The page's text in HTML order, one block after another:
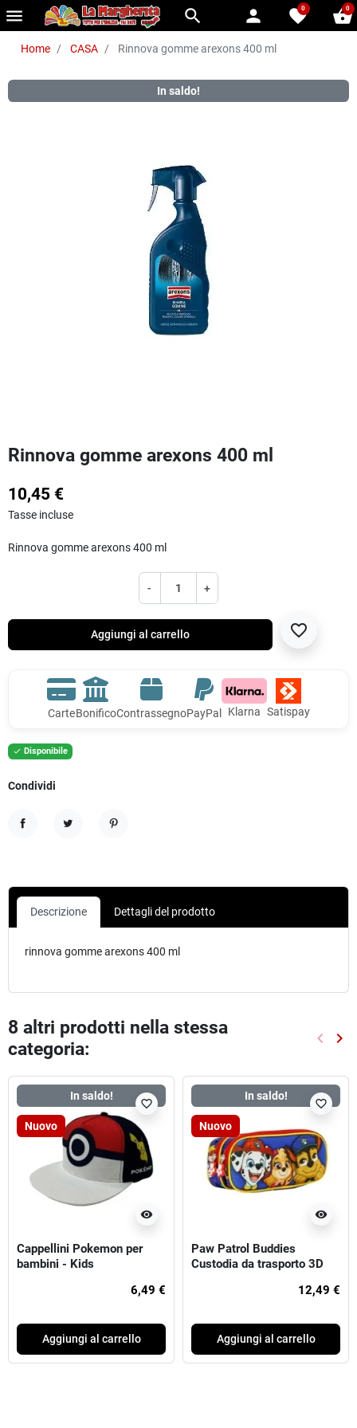
menu search person favorite
0 shopping_basket
0
Home CASA Rinnova gomme arexons 400 ml
In saldo!
Rinnova gomme arexons 400 ml
10,45 €
Tasse incluse
Rinnova gomme arexons 400 ml
- +
Aggiungi al carrello favorite_border
CarteBonificoContrassegnoPayPal Klarna Satispay
 Disponibile
Condividi
Descrizione Dettagli del prodotto
rinnova gomme arexons 400 ml
8 altri prodotti nella stessa
categoria:
keyboard_arrow_left keyboard_arrow_right
In saldo!
Nuovo
visibility
favorite_border
Cappellini Pokemon per
bambini - Kids
6,49 €
Aggiungi al carrello
In saldo!
Nuovo
visibility
favorite_border
Paw Patrol Buddies
Custodia da trasporto 3D
12,49 €
Aggiungi al carrello